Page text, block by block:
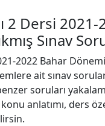
2 Dersi
Sınav
2022 Bahar Dönemi
ait sınav
soruları
konu anlatımı, ders